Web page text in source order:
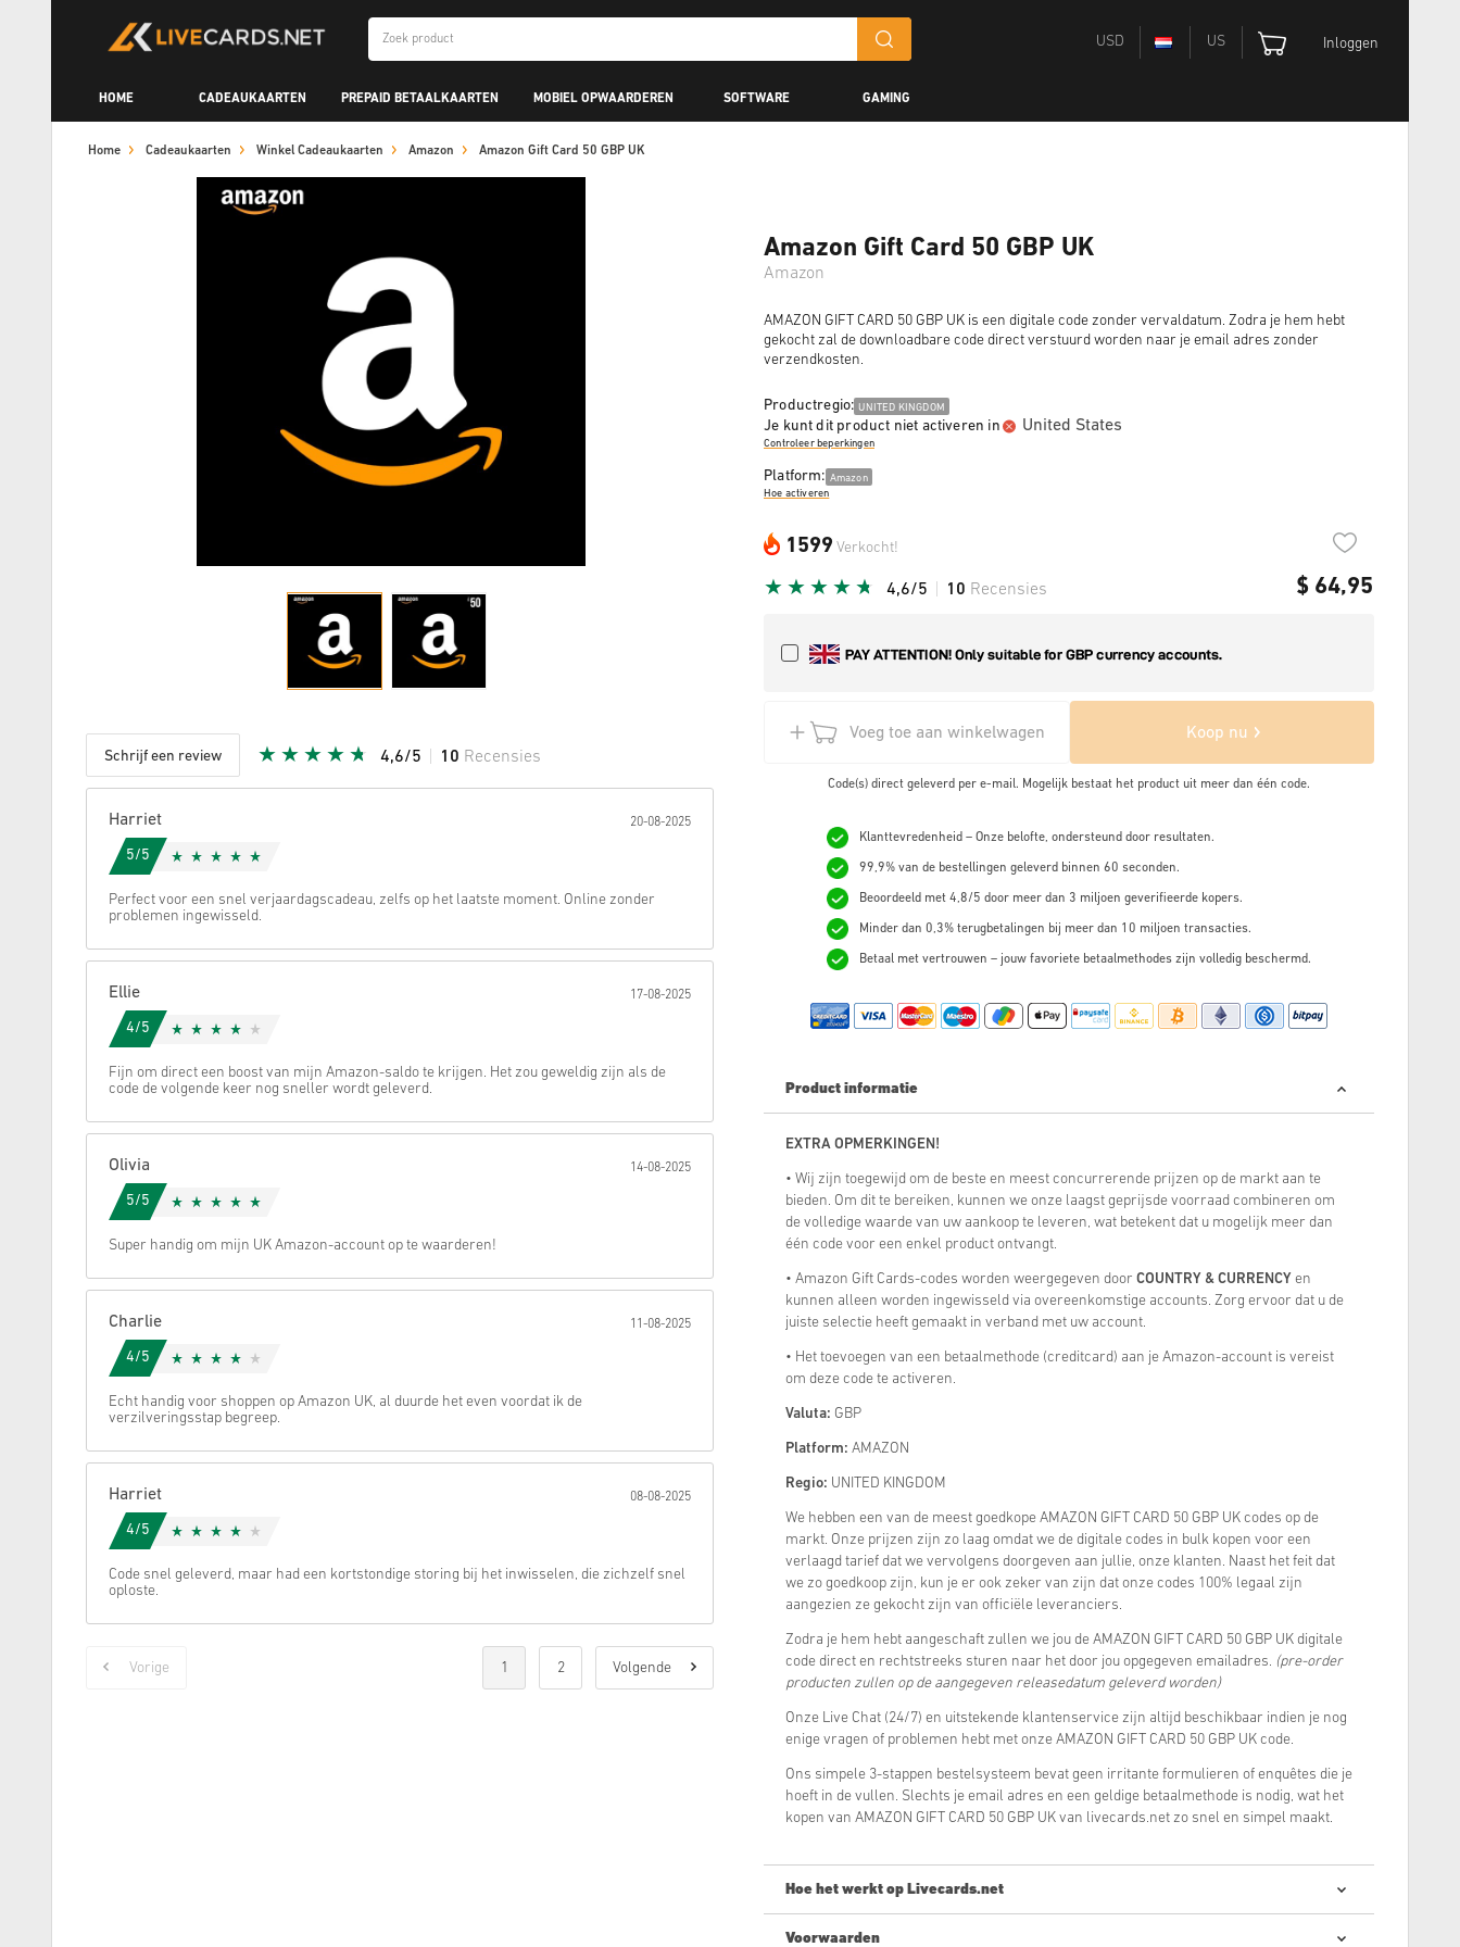
USD US Inloggen
HOME CADEAUKAARTEN PREPAID BETAALKAARTEN MOBIEL OPWAARDEREN SOFTWARE GAMING
Home Cadeaukaarten Winkel Cadeaukaarten Amazon Amazon Gift Card 50 GBP UK
Schrijf een review 4,6/5 10 Recensies
Annuleren
Harriet 20-08-2025
5/5
Perfect voor een snel verjaardags­cadeau, zelfs op het laatste moment. Online zonder
problemen ingewisseld.
Ellie 17-08-2025
4/5
Fijn om direct een boost van mijn Amazon-saldo te krijgen. Het zou geweldig zijn als de
code de volgende keer nog sneller wordt geleverd.
Olivia 14-08-2025
5/5
Super handig om mijn UK Amazon-account op te waarderen!
Charlie 11-08-2025
4/5
Echt handig voor shoppen op Amazon UK, al duurde het even voordat ik de
verzilveringsstap begreep.
Harriet 08-08-2025
4/5
Code snel geleverd, maar had een kortstondige storing bij het inwisselen, die zichzelf snel
oploste.
Vorige 1 2 Volgende
Amazon Gift Card 50 GBP UK
Amazon
AMAZON GIFT CARD 50 GBP UK is een digitale code zonder vervaldatum. Zodra je hem hebt
gekocht zal de downloadbare code direct verstuurd worden naar je email adres zonder
verzendkosten.
Productregio: UNITED KINGDOM
Je kunt dit product niet activeren in United States
Controleer beperkingen
Platform: Amazon
Hoe activeren
1599 Verkocht!
$ 64,95
4,6/5 10 Recensies
Voeg toe aan winkelwagen Koop nu
Code(s) direct geleverd per e-mail. Mogelijk bestaat het product uit meer dan één code.
Klanttevredenheid – Onze belofte, ondersteund door resultaten.
99,9% van de bestellingen geleverd binnen 60 seconden.
Beoordeeld met 4,8/5 door meer dan 3 miljoen geverifieerde kopers.
Minder dan 0,3% terugbetalingen bij meer dan 10 miljoen transacties.
Betaal met vertrouwen – jouw favoriete betaalmethodes zijn volledig beschermd.
Product informatie
EXTRA OPMERKINGEN!
• Wij zijn toegewijd om de beste en meest concurrerende prijzen op de markt aan te
bieden. Om dit te bereiken, kunnen we onze laagst geprijsde voorraad combineren om
de volledige waarde van uw aankoop te leveren, wat betekent dat u mogelijk meer dan
één code voor een enkel product ontvangt.
• Amazon Gift Cards-codes worden weergegeven door COUNTRY & CURRENCY en
kunnen alleen worden ingewisseld via overeenkomstige accounts. Zorg ervoor dat u de
juiste selectie heeft gemaakt in verband met uw account.
• Het toevoegen van een betaalmethode (creditcard) aan je Amazon-account is vereist
om deze code te activeren.
Valuta: GBP
Platform: AMAZON
Regio: UNITED KINGDOM
We hebben een van de meest goedkope AMAZON GIFT CARD 50 GBP UK codes op de
markt. Onze prijzen zijn zo laag omdat we de digitale codes in bulk kopen voor een
verlaagd tarief dat we vervolgens doorgeven aan jullie, onze klanten. Naast het feit dat
we zo goedkoop zijn, kun je er ook zeker van zijn dat onze codes 100% legaal zijn
aangezien ze gekocht zijn van officiële leveranciers.
Zodra je hem hebt aangeschaft zullen we jou de AMAZON GIFT CARD 50 GBP UK digitale
code direct en rechtstreeks sturen naar het door jou opgegeven emailadres. (pre-order
producten zullen op de aangegeven releasedatum geleverd worden)
Onze Live Chat (24/7) en uitstekende klantenservice zijn altijd beschikbaar indien je nog
enige vragen of problemen hebt met onze AMAZON GIFT CARD 50 GBP UK code.
Ons simpele 3-stappen bestelsysteem bevat geen irritante formulieren of enquêtes die je
hoeft in de vullen. Slechts je email adres en een geldige betaalmethode is nodig, wat het
kopen van AMAZON GIFT CARD 50 GBP UK van livecards.net zo snel en simpel maakt.
Hoe het werkt op Livecards.net
Voorwaarden